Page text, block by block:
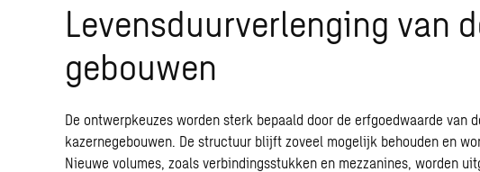
Levensduurverlenging van
gebouwen
De ontwerpkeuzes worden sterk bepaald door de erfgoedwaarde van
kazernegebouwen. De structuur blijft zoveel mogelijk behouden en
Nieuwe volumes, zoals verbindingsstukken en mezzanines, worden